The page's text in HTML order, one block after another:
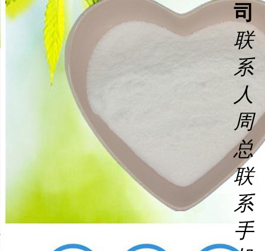
司
联
系
人
周
总
联
系
手